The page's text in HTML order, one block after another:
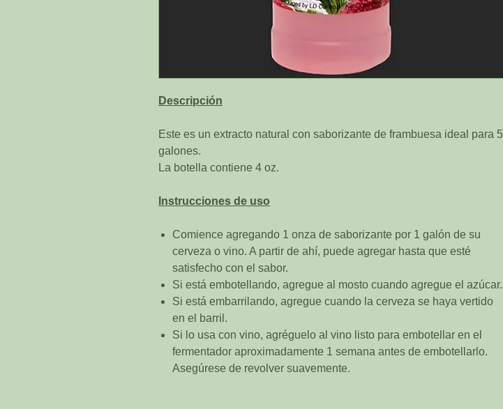
Descripción
Este es un extracto natural con saborizante de frambuesa ideal para 5
galones.
La botella contiene 4 oz.
Instrucciones de uso
Comience agregando 1 onza de saborizante por 1 galón de su
cerveza o vino. A partir de ahí, puede agregar hasta que esté
satisfecho con el sabor.
Si está embotellando, agregue al mosto cuando agregue el azúcar.
Si está embarrilando, agregue cuando la cerveza se haya vertido
en el barril.
Si lo usa con vino, agréguelo al vino listo para embotellar en el
fermentador aproximadamente 1 semana antes de embotellarlo.
Asegúrese de revolver suavemente.